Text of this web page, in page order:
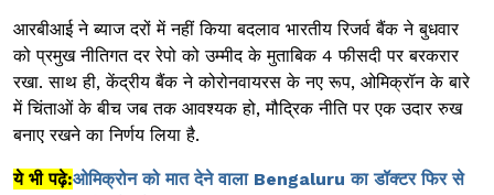
आरबीआई ने ब्याज दरों में नहीं किया बदलाव भारतीय रिजर्व बैंक ने बुधवार
को प्रमुख नीतिगत दर रेपो को उम्मीद के मुताबिक 4 फीसदी पर बरकरार
रखा. साथ ही, केंद्रीय बैंक ने कोरोनवायरस के नए रूप, ओमिक्रॉन के बारे
में चिंताओं के बीच जब तक आवश्यक हो, मौद्रिक नीति पर एक उदार रुख
बनाए रखने का निर्णय लिया है.
ये भी पढ़े:ओमिक्रोन को मात देने वाला Bengaluru का डॉक्टर फिर से